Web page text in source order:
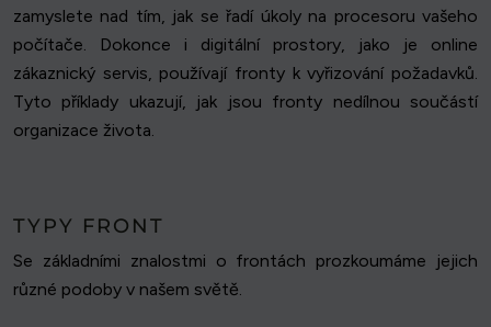
zamyslete nad tím, jak se řadí úkoly na procesoru vašeho
počítače. Dokonce i digitální prostory, jako je online
zákaznický servis, používají fronty k vyřizování požadavků.
Tyto příklady ukazují, jak jsou fronty nedílnou součástí
organizace života.
TYPY FRONT
Se základními znalostmi o frontách prozkoumáme jejich
různé podoby v našem světě.